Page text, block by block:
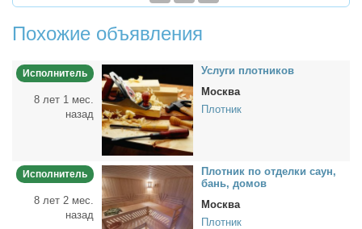
Похожие объявления
Исполнитель
8 лет 1 мес.
назад
Услу­ги плот­ни­ков
Москва
Плотник
Исполнитель
8 лет 2 мес.
назад
Плот­ник по от­дел­ки саун,
бань, до­мов
Москва
Плотник